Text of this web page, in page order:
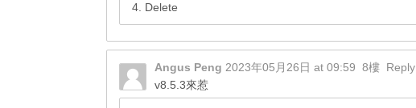
4. Delete
Angus Peng 2023年05月26日 at 09:59 8樓 Reply
v8.5.3來惹